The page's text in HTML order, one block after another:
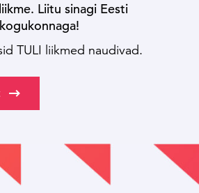
Liitu sinagi Eesti
TULI liikmed naudivad.